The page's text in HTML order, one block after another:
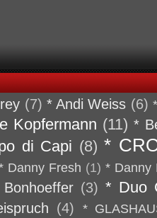
(7) * Andi Weiss (6)
Kopfermann (11) *
di Capi (8) *
Danny Fresh (1) * Danny
(3) * Duo
(4) *